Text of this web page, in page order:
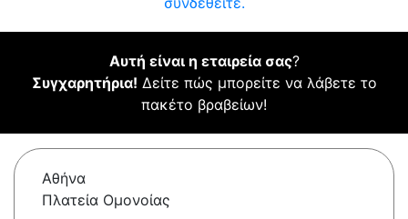
Αυτή είναι η εταιρεία σας?
Συγχαρητήρια! Δείτε πώς μπορείτε να λάβετε το
πακέτο βραβείων!
Αθήνα
Πλατεία Ομονοίας